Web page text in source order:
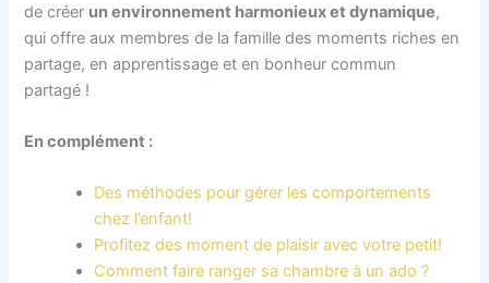
de créer un environnement harmonieux et dynamique,
qui offre aux membres de la famille des moments riches en
partage, en apprentissage et en bonheur commun
partagé !
En complément :
Des méthodes pour gérer les comportements
chez l’enfant!
Profitez des moment de plaisir avec votre petit!
Comment faire ranger sa chambre à un ado ?